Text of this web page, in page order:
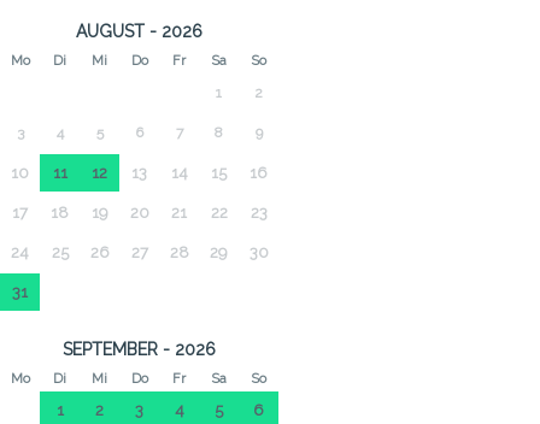
AUGUST - 2026
Mo Di Mi Do Fr Sa So
1 2
3 4 5 6 7 8 9
10 11 12 13 14 15 16
17 18 19 20 21 22 23
24 25 26 27 28 29 30
31
SEPTEMBER - 2026
Mo Di Mi Do Fr Sa So
1 2 3 4 5 6